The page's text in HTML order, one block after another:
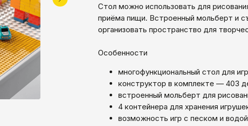
Стол можно использовать для
приёма пищи. Встроенный мольберт и
организовать пространство для
Особенности
многофункциональный стол для
конструктор в комплекте — 403
встроенный мольберт для
4 контейнера для хранения
возможность игр с песком и водой